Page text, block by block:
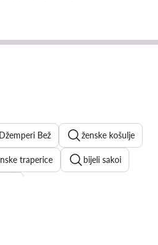
Džemperi Bež ženske košulje
traperice bijeli sakoi